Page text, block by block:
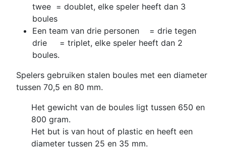
twee = doublet, elke speler heeft dan 3
boules
Een team van drie personen = drie tegen
drie = triplet, elke speler heeft dan 2
boules.
Spelers gebruiken stalen boules met een diameter
tussen 70,5 en 80 mm.
Het gewicht van de boules ligt tussen 650 en
800 gram.
Het but is van hout of plastic en heeft een
diameter tussen 25 en 35 mm.